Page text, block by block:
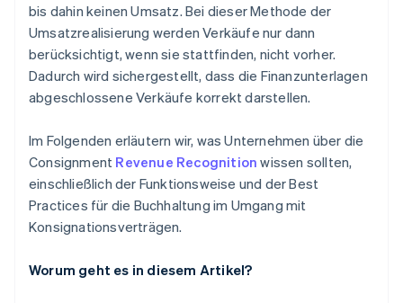
bis dahin keinen Umsatz. Bei dieser Methode der
Umsatzrealisierung werden Verkäufe nur dann
berücksichtigt, wenn sie stattfinden, nicht vorher.
Dadurch wird sichergestellt, dass die Finanzunterlagen
abgeschlossene Verkäufe korrekt darstellen.
Im Folgenden erläutern wir, was Unternehmen über die
Consignment Revenue Recognition wissen sollten,
einschließlich der Funktionsweise und der Best
Practices für die Buchhaltung im Umgang mit
Konsignationsverträgen.
Worum geht es in diesem Artikel?